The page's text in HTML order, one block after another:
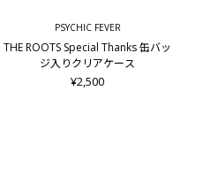
PSYCHIC FEVER
THE ROOTS Special Thanks 缶バッ
ジ入りクリアケース
¥2,500